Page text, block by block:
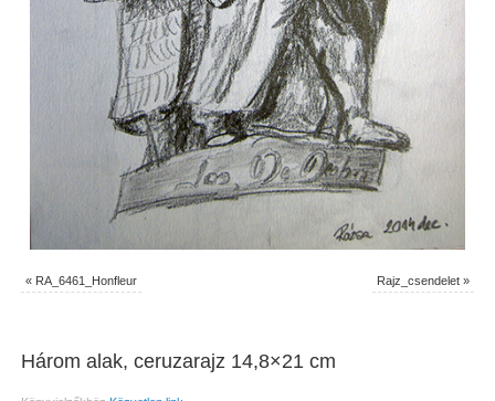
« RA_6461_Honfleur Rajz_csendelet »
Három alak, ceruzarajz 14,8×21 cm